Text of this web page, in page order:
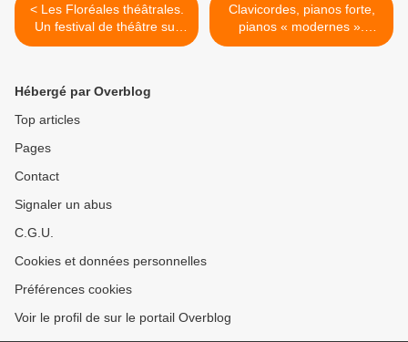
< Les Floréales théâtrales.
Un festival de théâtre sur
un air de « Défleurissons le
Clavicordes, pianos forte,
pianos « modernes ».
Master classes, rencontres
Hébergé par Overblog
Top articles
Pages
Contact
Signaler un abus
C.G.U.
Cookies et données personnelles
Préférences cookies
Voir le profil de sur le portail Overblog